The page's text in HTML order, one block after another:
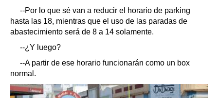
--Por lo que sé van a reducir el horario de parking
hasta las 18, mientras que el uso de las paradas de
abastecimiento será de 8 a 14 solamente.
--¿Y luego?
--A partir de ese horario funcionarán como un box
normal.